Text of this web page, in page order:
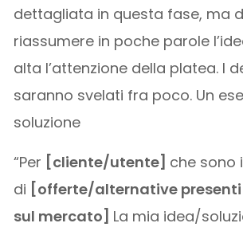
dettagliata in questa fase, ma
riassumere in poche parole
alta l’attenzione della platea. I
saranno svelati fra poco. Un
soluzione
“Per [cliente/utente] che sono
di [offerte/alternative
sul mercato] La mia idea/